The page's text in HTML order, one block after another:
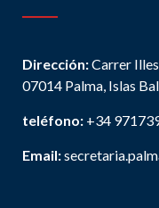
Dirección:Carrer
07014 Palma, Islas
teléfono: +34
Email: